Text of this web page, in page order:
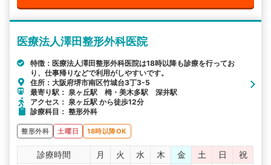
医療法人澤田整形外科医院
特徴：医療法人澤田整形外科医院は18時以降も診療を行ってお
り、仕事帰りなどで利用がしやすいです。
住所：大阪府堺市南区竹城台3丁3-5
最寄り駅： 泉ヶ丘駅 栂・美木多駅 深井駅
アクセス： 泉ヶ丘駅 から徒歩12分
診療科目： 整形外科
整形外科 土曜日 18時以降OK
診療時間 月 火 水 木 金 土 日
祝